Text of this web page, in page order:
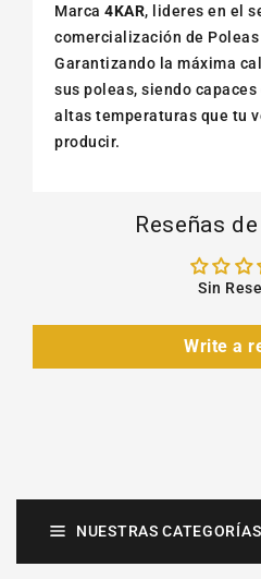
Marca 4KAR, lideres en el
comercialización de
Garantizando la máxima
sus poleas, siendo
altas temperaturas que tu
producir.
Reseñas
Sin
Write a
NUESTRAS CATEGORÍAS